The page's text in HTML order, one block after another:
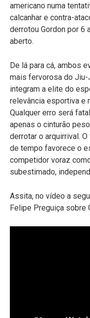
americano numa
calcanhar e contra-
derrotou Gordon por 6
aberto.
De lá para cá, ambos
mais fervorosa do Jiu-
integram a elite do
relevância esportiva e
Qualquer erro será
apenas o cinturão
derrotar o arquirrival.
de tempo favorece o
competidor voraz
subestimado,
Assita, no vídeo a
Felipe Preguiça sobre